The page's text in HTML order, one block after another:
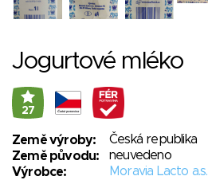
Jogurtové mléko
27
Země výroby:
Česká republika
Země původu:
neuvedeno
Výrobce:
Moravia Lacto a.s.